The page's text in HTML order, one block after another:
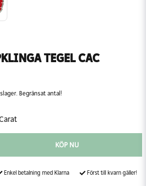
TEGEL CAC
Begränsat antal!
KÖP NU
Enkel betalning med Klarna Först till kvarn gäller!